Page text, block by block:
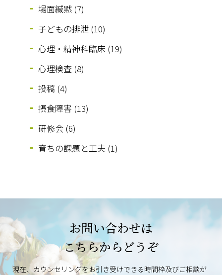
場面緘黙 (7)
子どもの排泄 (10)
心理・精神科臨床 (19)
心理検査 (8)
投稿 (4)
摂食障害 (13)
研修会 (6)
育ちの課題と工夫 (1)
お問い合わせは
こちらからどうぞ
現在、カウンセリングをお引き受けできる時間枠及びご相談が